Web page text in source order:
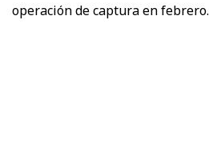
operación de captura en febrero.